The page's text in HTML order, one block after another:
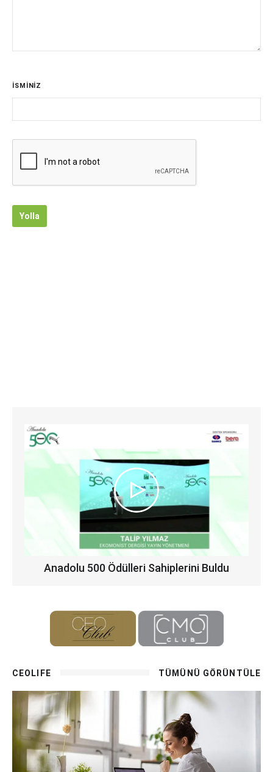
İSMİNİZ
Yolla
Anadolu 500 Ödülleri Sahiplerini Buldu
CEOLIFE TÜMÜNÜ GÖRÜNTÜLE